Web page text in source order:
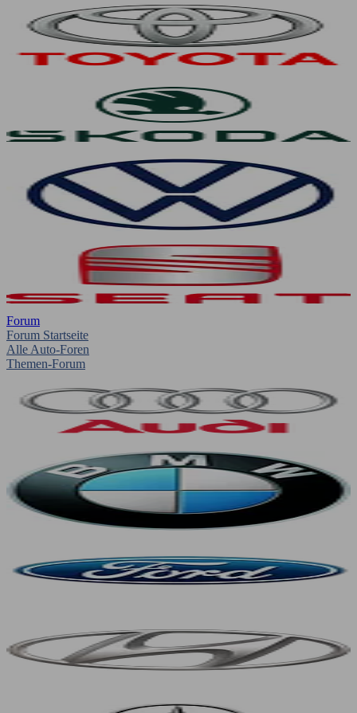
Forum
Forum Startseite
Alle Auto-Foren
Themen-Forum